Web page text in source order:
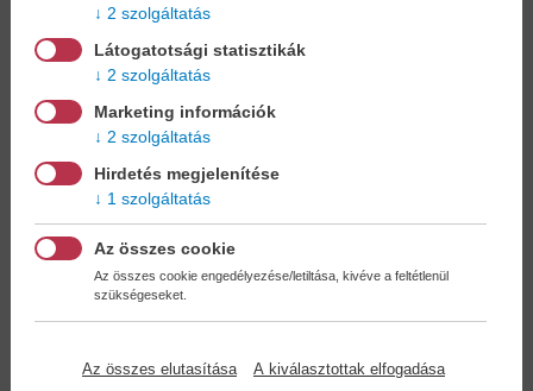
Bogyó és Babóca
18,90 €12,90 € 15,90 €12,90 €
2 szolgáltatás
Látogatotsági statisztikák
2 szolgáltatás
Marketing információk
2 szolgáltatás
Hirdetés megjelenítése
1 szolgáltatás
Az összes cookie
Az összes cookie engedélyezése/letiltása, kivéve a feltétlenül
szükségeseket.
Az összes elutasítása A kiválasztottak elfogadása